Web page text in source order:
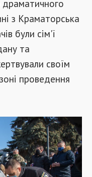
драматичного
з Краматорська
були сім'ї
та
своїм
проведення